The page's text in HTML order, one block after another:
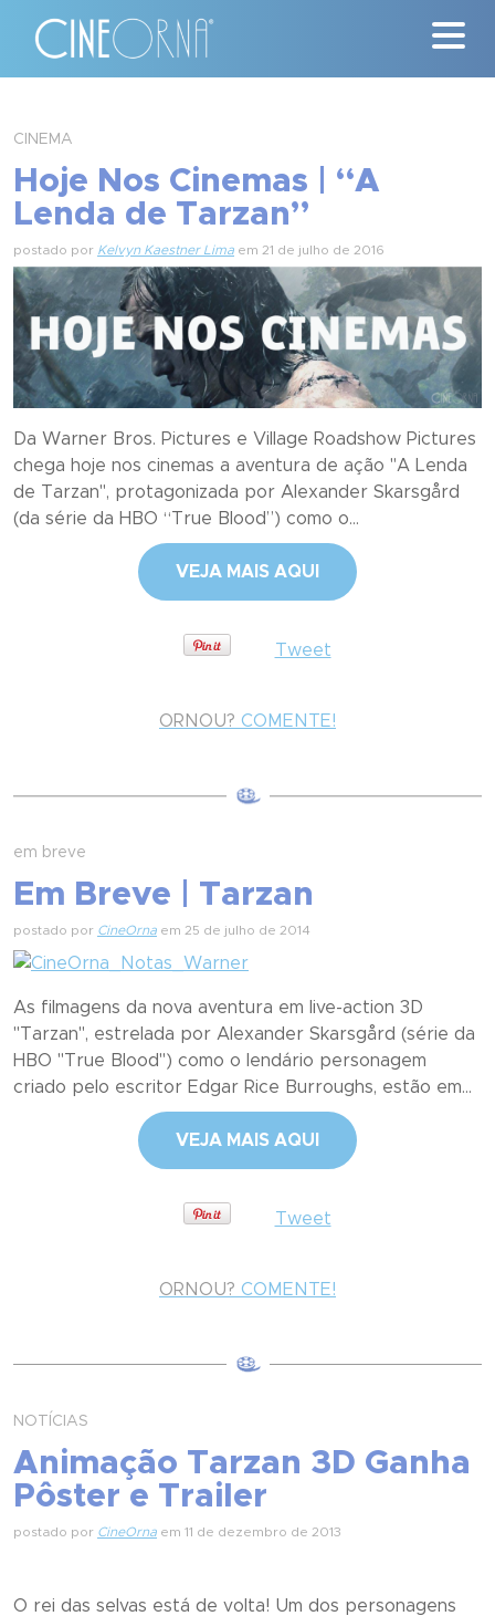
News
#ClássicosCineOrna
Quem Somos
Nossa História
Contato
CINEMA
Hoje Nos Cinemas | “A
Lenda de Tarzan”
postado por Kelvyn Kaestner Lima em 21 de julho de 2016
Da Warner Bros. Pictures e Village Roadshow Pictures
chega hoje nos cinemas a aventura de ação "A Lenda
de Tarzan", protagonizada por Alexander Skarsgård
(da série da HBO “True Blood”) como o...
VEJA MAIS AQUI
Tweet
ORNOU? COMENTE!
em breve
Em Breve | Tarzan
postado por CineOrna em 25 de julho de 2014
As filmagens da nova aventura em live-action 3D
"Tarzan", estrelada por Alexander Skarsgård (série da
HBO "True Blood") como o lendário personagem
criado pelo escritor Edgar Rice Burroughs, estão em...
VEJA MAIS AQUI
Tweet
ORNOU? COMENTE!
NOTÍCIAS
Animação Tarzan 3D Ganha
Pôster e Trailer
postado por CineOrna em 11 de dezembro de 2013
O rei das selvas está de volta! Um dos personagens